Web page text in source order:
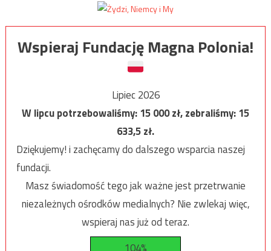
Wspieraj Fundację Magna Polonia!
Lipiec 2026
W lipcu potrzebowaliśmy:15 000zł, zebraliśmy:15
633,5zł.
Dziękujemy! i zachęcamy do dalszego wsparcia naszej
fundacji.
Masz świadomość tego jak ważne jest przetrwanie
niezależnych ośrodków medialnych? Nie zwlekaj więc,
wspieraj nas już od teraz.
104%